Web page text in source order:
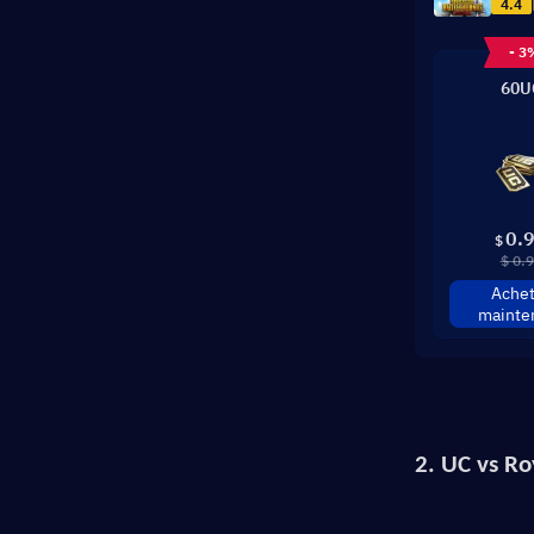
4.4
-
$
$
2. UC vs